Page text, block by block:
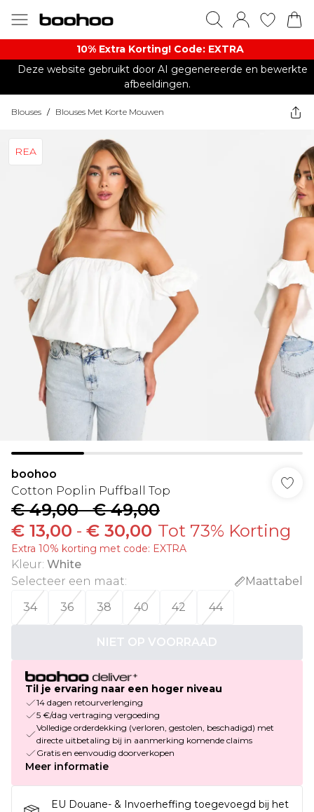
10% Extra Korting! Code: EXTRA​
Deze website gebruikt door AI gegenereerde en bewerkte
afbeeldingen.
Blouses / Blouses Met Korte Mouwen
REA
boohoo
Cotton Poplin Puffball Top
€ 49,00-€ 49,00
€ 13,00 - € 30,00 Tot 73% Korting
Extra 10% korting met code: EXTRA
Kleur: White
Selecteer een maat:
Maattabel
34
36 38 40 42 44
NIET OP VOORRAAD
Til je ervaring naar een hoger niveau
14 dagen retourverlenging
5 €/dag vertraging vergoeding
Volledige orderdekking (verloren, gestolen, beschadigd) met
directe uitbetaling bij in aanmerking komende claims
Gratis en eenvoudig doorverkopen
Meer informatie
EU Douane- & Invoerheffing toegevoegd bij het